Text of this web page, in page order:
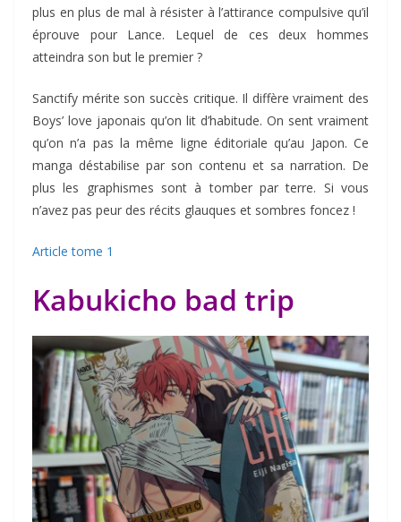
plus en plus de mal à résister à l’attirance compulsive qu’il
éprouve pour Lance. Lequel de ces deux hommes
atteindra son but le premier ?
Sanctify mérite son succès critique. Il diffère vraiment des
Boys’ love japonais qu’on lit d’habitude. On sent vraiment
qu’on n’a pas la même ligne éditoriale qu’au Japon. Ce
manga déstabilise par son contenu et sa narration. De
plus les graphismes sont à tomber par terre. Si vous
n’avez pas peur des récits glauques et sombres foncez !
Article tome 1
Kabukicho bad trip